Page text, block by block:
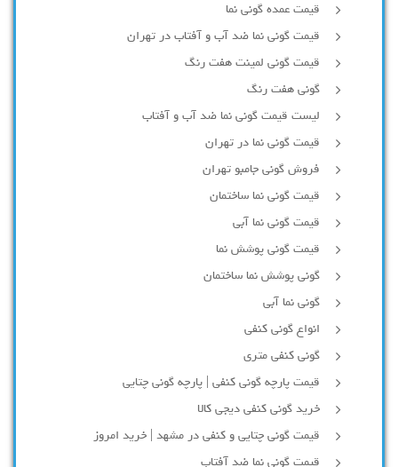
قیمت عمده گونی نما
قیمت گونی نما ضد آب و آفتاب در تهران
قیمت گونی لمینت هفت رنگ
گونی هفت رنگ
لیست قیمت گونی نما ضد آب و آفتاب
قیمت گونی نما در تهران
فروش گونی جامبو تهران
قیمت گونی نما ساختمان
قیمت گونی نما آبی
قیمت گونی پوشش نما
گونی پوشش نما ساختمان
گونی نما آبی
انواع گونی کنفی
گونی کنفی متری
قیمت پارچه گونی کنفی | پارچه گونی چتایی
خرید گونی کنفی دیجی کالا
قیمت گونی چتایی و کنفی در مشهد | خرید امروز
قیمت گونی نما ضد آفتاب